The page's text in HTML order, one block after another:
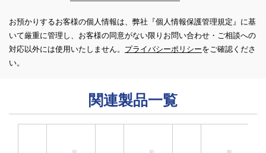
お預かりするお客様の個人情報は、弊社『個人情報保護管理規定』に基
いて厳重に管理し、お客様の同意がない限り お問い合わせ・ご相談への
対応以外には使用いたしません。 プライバシーポリシーをご確認くださ
い。
関連製品一覧